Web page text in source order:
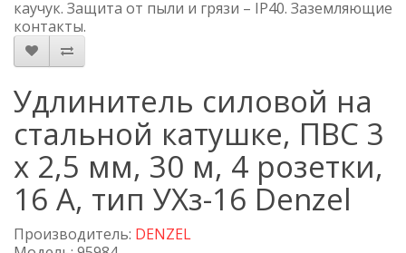
каучук. Защита от пыли и грязи – IP40. Заземляющие
контакты.
Удлинитель силовой на
стальной катушке, ПВС 3
х 2,5 мм, 30 м, 4 розетки,
16 А, тип УХз-16 Denzel
Производитель: DENZEL